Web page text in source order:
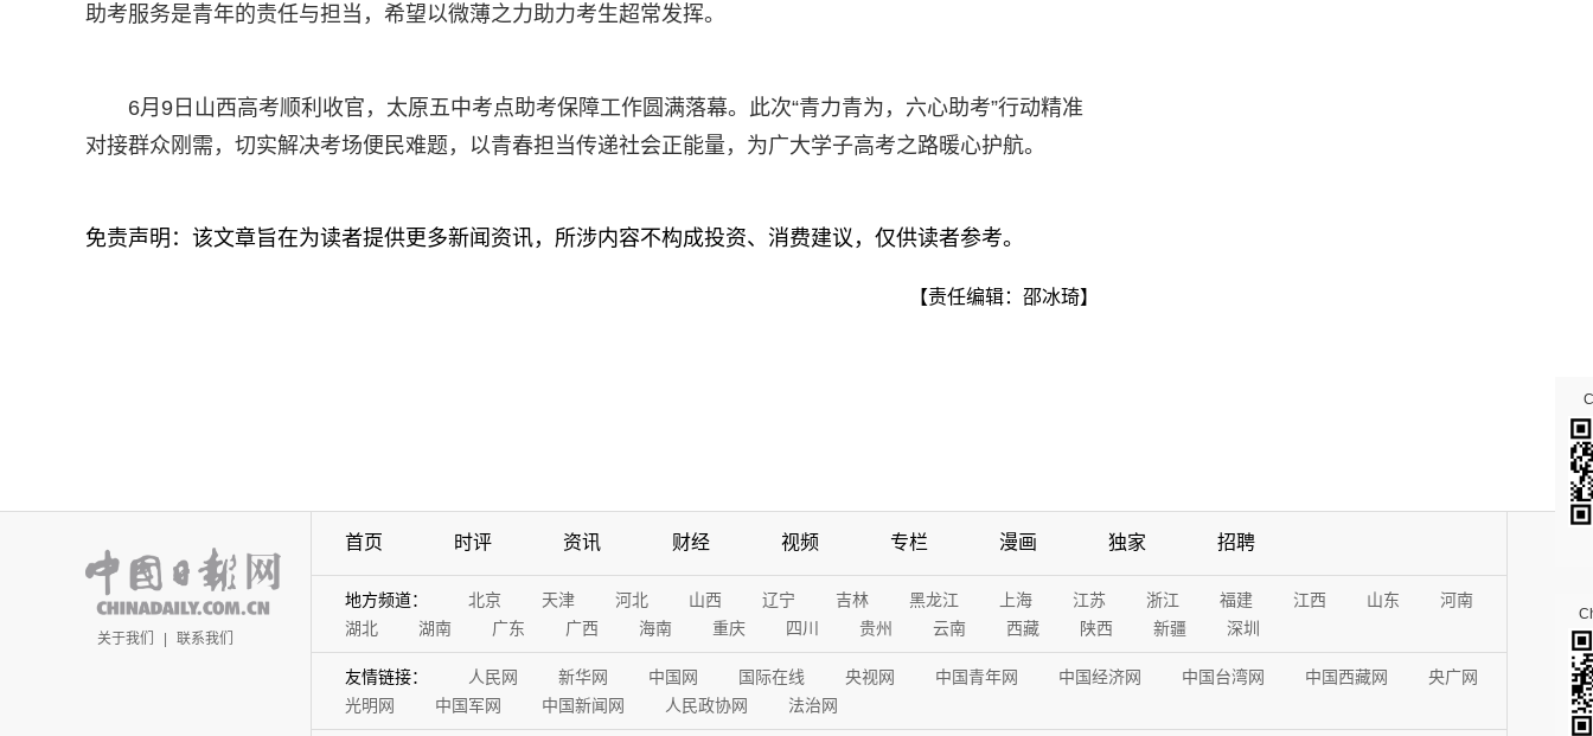
助考服务是青年的责任与担当，希望以微薄之力助力考生超常发挥。
6月9日山西高考顺利收官，太原五中考点助考保障工作圆满落幕。此次“青力青为，六心助考”行动精准
对接群众刚需，切实解决考场便民难题，以青春担当传递社会正能量，为广大学子高考之路暖心护航。
免责声明：该文章旨在为读者提供更多新闻资讯，所涉内容不构成投资、消费建议，仅供读者参考。
【责任编辑：邵冰琦】
关于我们 | 联系我们
首页 时评 资讯 财经 视频 专栏 漫画 独家 招聘
地方频道： 北京 天津 河北 山西 辽宁 吉林 黑龙江 上海 江苏 浙江 福建 江西 山东
河南
湖北
湖南 广东 广西 海南 重庆 四川 贵州 云南 西藏 陕西 新疆 深圳
友情链接： 人民网 新华网 中国网 国际在线 央视网 中国青年网 中国经济网 中国台湾网 中国西藏网
央广网
光明网
中国军网 中国新闻网 人民政协网 法治网